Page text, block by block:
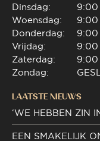
Dinsdag:
Woensdag:
Donderdag:
Vrijdag:
Zaterdag:
Zondag:
9:00
9:00
9:00
9:00
9:00
LAATSTE NIEUWS
‘WE HEBBEN ZIN
EEN SMAKELIJK